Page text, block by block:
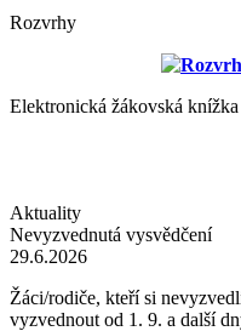
Rozvrhy
Elektronická žákovská knížka
Aktuality
Nevyzvednutá vysvědčení
29.6.2026
Žáci/rodiče, kteří si
vyzvednout od 1. 9. a další